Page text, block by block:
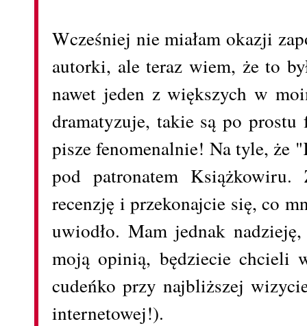
Wcześniej nie miałam okazji
autorki, ale teraz wiem, że to
nawet jeden z większych w
dramatyzuje, takie są po
pisze fenomenalnie! Na tyle, że
pod patronatem Książkowiru.
recenzję i przekonajcie się, co
uwiodło. Mam jednak
moją opinią, będziecie chcieli
cudeńko przy najbliższej
internetowej!).